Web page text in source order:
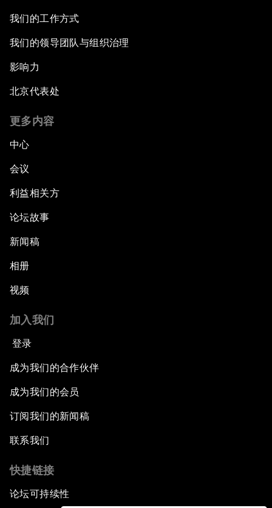
我们的工作方式
我们的领导团队与组织治理
影响力
北京代表处
更多内容
中心
会议
利益相关方
论坛故事
新闻稿
相册
视频
加入我们
登录
成为我们的合作伙伴
成为我们的会员
订阅我们的新闻稿
联系我们
快捷链接
论坛可持续性